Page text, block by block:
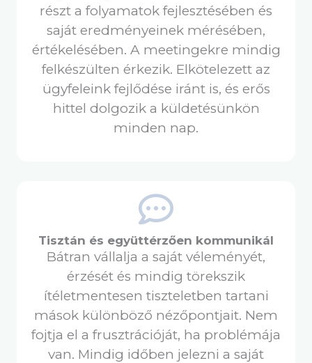
részt a folyamatok fejlesztésében és
saját eredményeinek mérésében,
értékelésében. A meetingekre mindig
felkészülten érkezik. Elkötelezett az
ügyfeleink fejlődése iránt is, és erős
hittel dolgozik a küldetésünkön
minden nap.
Tisztán és együttérzően kommunikál
Bátran vállalja a saját véleményét,
érzését és mindig törekszik
ítéletmentesen tiszteletben tartani
mások különböző nézőpontjait. Nem
fojtja el a frusztrációját, ha problémája
van. Mindig időben jelezni a saját